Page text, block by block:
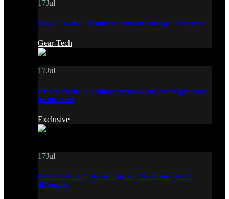
17Jul
Sony IER-M500: Monitoreo intraauricular por 115 euros
Gear-Tech
17Jul
BTS en Múnich: La Allianz Arena asume la coreografía de
los invitados
Exclusive
17Jul
Bowie Shel Talmy Recordings: el primer tema ya está
disponible